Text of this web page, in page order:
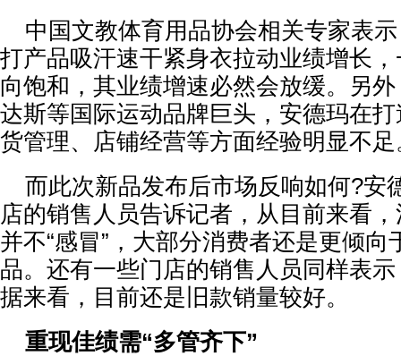
中国文教体育用品协会相关专家表
打产品吸汗速干紧身衣拉动业绩增长
向饱和，其业绩增速必然会放缓。另
达斯等国际运动品牌巨头，安德玛在
货管理、店铺经营等方面经验明显不足
而此次新品发布后市场反响如何?安
店的销售人员告诉记者，从目前来看
并不“感冒”，大部分消费者还是更倾向
品。还有一些门店的销售人员同样表
据来看，目前还是旧款销量较好。
重现佳绩需“多管齐下”